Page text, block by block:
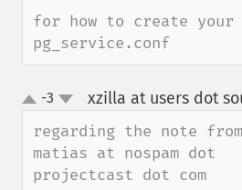
for how to create your
pg_service.conf
up-3 xzilla at users dot
regarding the note from
matias at nospam dot
projectcast dot com